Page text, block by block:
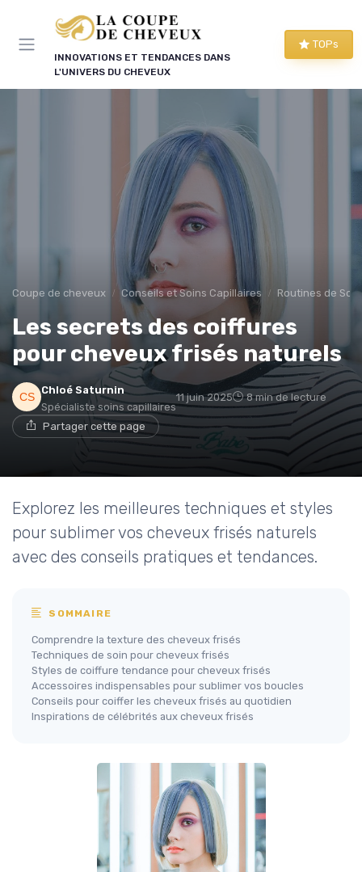
INNOVATIONS ET TENDANCES DANS
L'UNIVERS DU CHEVEUX
TOPs
Coupe de cheveux Conseils et Soins Capillaires Routines de
Les secrets des coiffures
pour cheveux frisés naturels
Chloé Saturnin
Spécialiste soins capillaires
11 juin 2025 8 min de lecture
Partager cette page
Explorez les meilleures techniques et styles
pour sublimer vos cheveux frisés naturels
avec des conseils pratiques et tendances.
SOMMAIRE
Comprendre la texture des cheveux frisés
Techniques de soin pour cheveux frisés
Styles de coiffure tendance pour cheveux frisés
Accessoires indispensables pour sublimer vos boucles
Conseils pour coiffer les cheveux frisés au quotidien
Inspirations de célébrités aux cheveux frisés